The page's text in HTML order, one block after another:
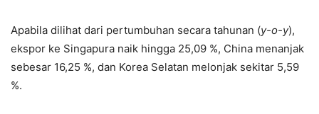
Apabila dilihat dari pertumbuhan secara tahunan (y-o-y),
ekspor ke Singapura naik hingga 25,09 %, China menanjak
sebesar 16,25 %, dan Korea Selatan melonjak sekitar 5,59
%.